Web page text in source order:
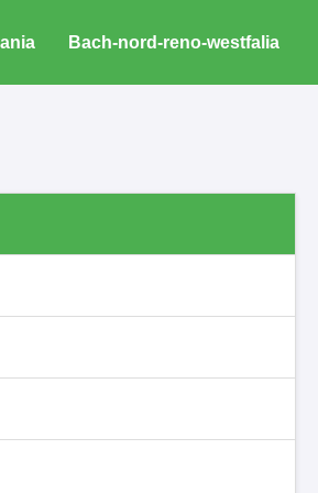
Bach-nord-reno-westfalia